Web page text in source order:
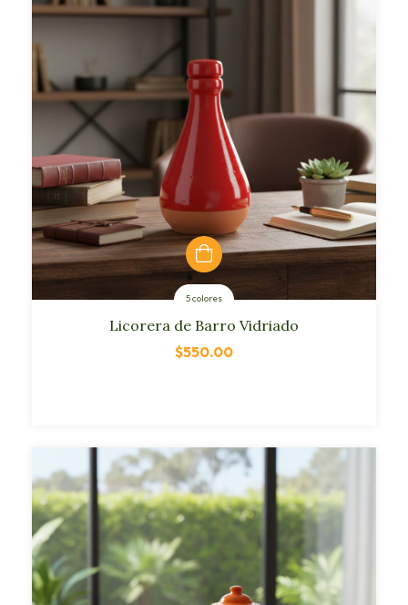
5 colores
Licorera de Barro Vidriado
$550.00